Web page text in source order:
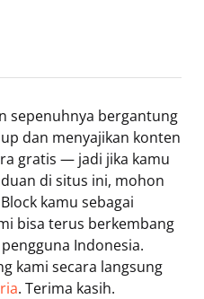
sepenuhnya bergantung
dan menyajikan konten
gratis — jadi jika kamu
di situs ini, mohon
kamu sebagai
bisa terus berkembang
Indonesia.
kami secara langsung
. Terima kasih.